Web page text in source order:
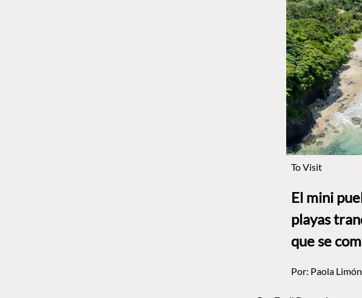
To Visit
El mini
playas
que se
Por: Paola Limón